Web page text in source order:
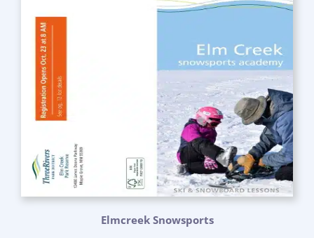
Elmcreek Snowsports